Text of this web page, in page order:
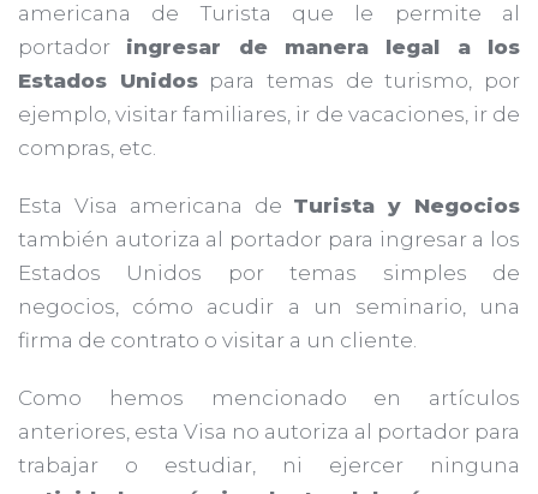
americana de Turista que le permite al
portador ingresar de manera legal a los
Estados Unidospara temas de turismo, por
ejemplo, visitar familiares, ir de vacaciones, ir de
compras, etc.
Esta Visa americana de Turista y Negocios
también autoriza al portador para ingresar a los
Estados Unidos por temas simples de
negocios, cómo acudir a un seminario, una
firma de contrato o visitar a un cliente.
Como hemos mencionado en artículos
anteriores, esta Visa no autoriza al portador para
trabajar o estudiar, ni ejercer ninguna